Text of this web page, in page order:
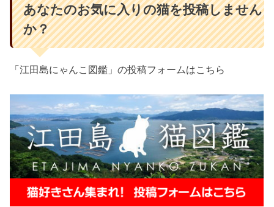
あなたのお気に入りの猫を投稿しません
か？
「江田島にゃんこ図鑑」の投稿フォームはこちら